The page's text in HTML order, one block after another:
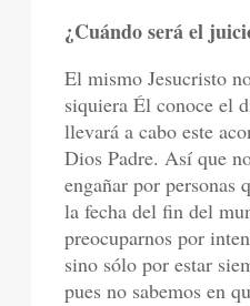
¿Cuándo será el
El mismo Jesucristo
siquiera Él conoce el
llevará a cabo este
Dios Padre. Así que
engañar por personas
la fecha del fin del
preocuparnos por
sino sólo por estar
pues no sabemos en